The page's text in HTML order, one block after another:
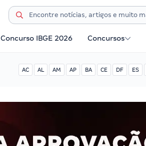
Concurso IBGE 2026 Concursos
AC AL AM AP BA CE DF ES